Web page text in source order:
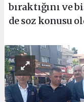
bıraktığını
de soz konusu